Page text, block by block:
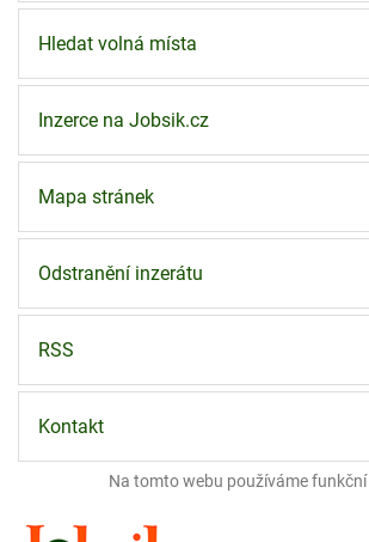
Hledat volná místa
Inzerce na Jobsik.cz
Mapa stránek
Odstranění inzerátu
RSS
Kontakt
Na tomto webu používáme funkční